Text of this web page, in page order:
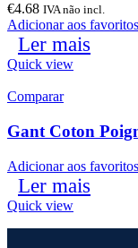
€4.68 IVA não incl.
Adicionar aos favoritos
Ler mais
Quick view
Comparar
Gant Coton
Adicionar aos favoritos
Ler mais
Quick view